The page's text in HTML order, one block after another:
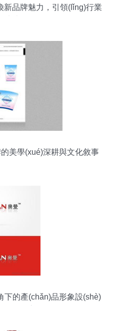
新品牌魅力，引領(lǐng)行業
美學(xué)深耕與文化敘事
下的產(chǎn)品形象設(shè)